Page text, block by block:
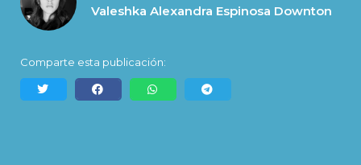
Valeshka Alexandra Espinosa Downton
Comparte esta publicación: